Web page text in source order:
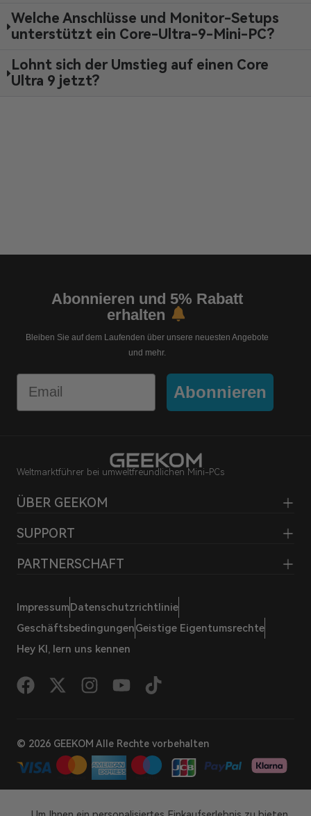
Welche Anschlüsse und Monitor-Setups
unterstützt ein Core-Ultra-9-Mini-PC?
Lohnt sich der Umstieg auf einen Core
Ultra 9 jetzt?
Abonnieren und 5% Rabatt
erhalten
Bleiben Sie auf dem Laufenden über unsere neuesten Angebote
und mehr.
Email
Abonnieren
Weltmarktführer bei umweltfreundlichen Mini-PCs
ÜBER GEEKOM
SUPPORT
PARTNERSCHAFT
ImpressumDatenschutzrichtlinie
GeschäftsbedingungenGeistige Eigentumsrechte
Hey KI, lern uns kennen
© 2026 GEEKOM Alle Rechte vorbehalten